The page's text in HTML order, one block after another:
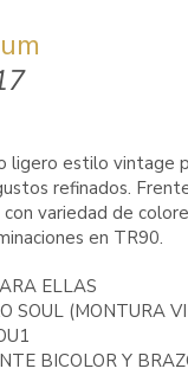
ligero estilo vintage
refinados.
variedad de
en TR90.
ELLAS
SOUL (MONTURA
BICOLOR Y